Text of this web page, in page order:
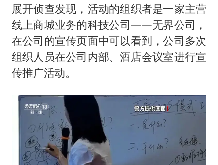
展开侦查发现，活动的组织者是一家主营
线上商城业务的科技公司——无界公司，
在公司的宣传页面中可以看到，公司多次
组织人员在公司内部、酒店会议室进行宣
传推广活动。